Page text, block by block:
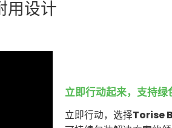
用设计
立即行动起来，支持绿
立即行动，选择Torise